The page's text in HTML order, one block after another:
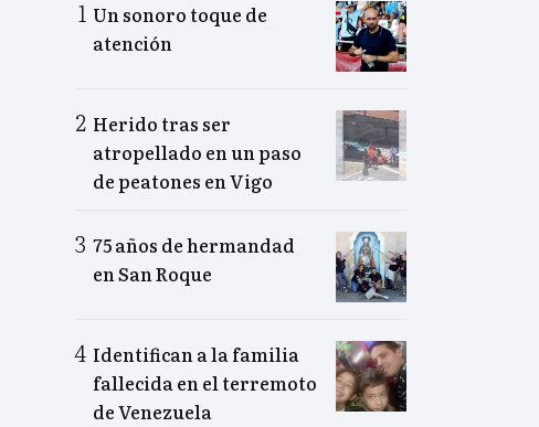
Un sonoro toque de
atención
Herido tras ser
atropellado en un paso
de peatones en Vigo
75 años de hermandad
en San Roque
Identifican a la familia
fallecida en el terremoto
de Venezuela